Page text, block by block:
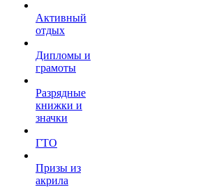
Активный
отдых
Дипломы и
грамоты
Разрядные
книжки и
значки
ГТО
Призы из
акрила